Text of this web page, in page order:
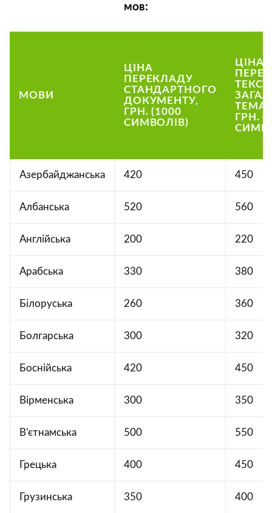
мов:
МОВИ
ЦІНА
ПЕРЕКЛАДУ
СТАНДАРТНОГО
ДОКУМЕНТУ,
ГРН. (1000
СИМВОЛІВ)
ЦІНА
ГРН.
Азербайджанська 420 450
Албанська 520 560
Англійська 200 220
Арабська 330 380
Білоруська 260 360
Болгарська 300 320
Боснійська 420 450
Вірменська 300 350
В’єтнамська 500 550
Грецька 400 450
Грузинська 350 400